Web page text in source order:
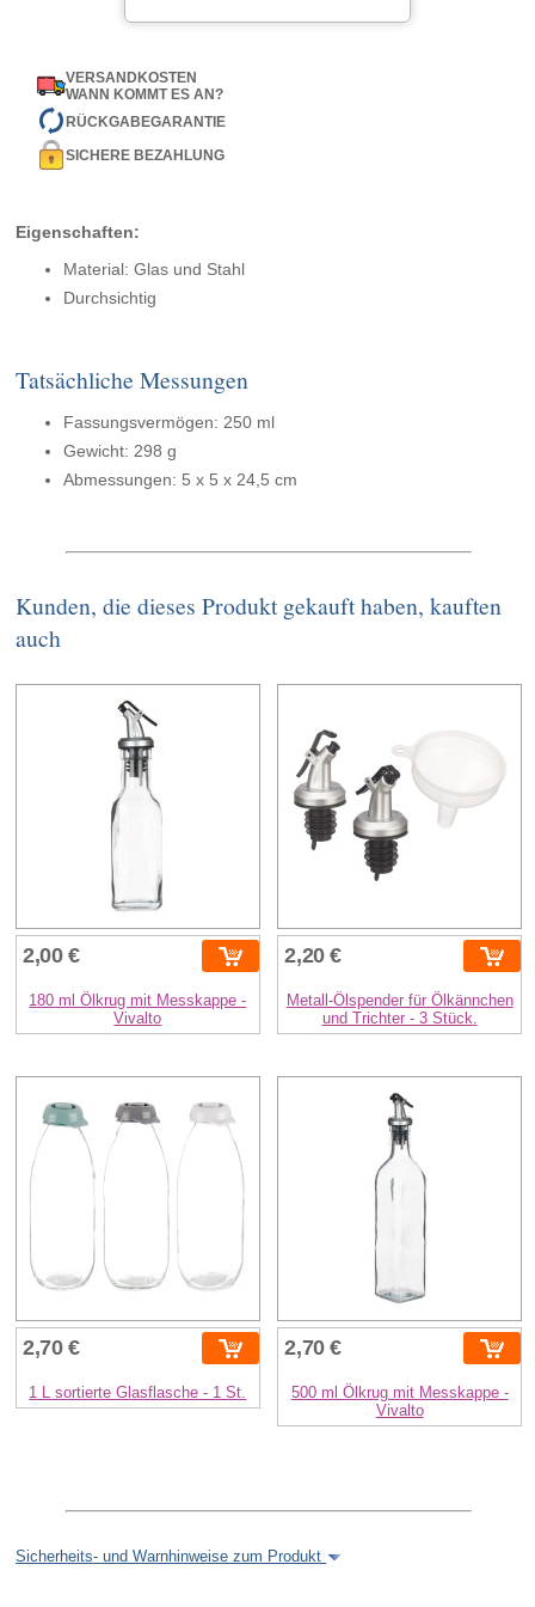
VERSANDKOSTEN
WANN KOMMT ES AN?
RÜCKGABEGARANTIE
SICHERE BEZAHLUNG
Eigenschaften:
Material: Glas und Stahl
Durchsichtig
Tatsächliche Messungen
Fassungsvermögen: 250 ml
Gewicht: 298 g
Abmessungen: 5 x 5 x 24,5 cm
Kunden, die dieses Produkt gekauft haben, kauften
auch
2,00 €
180 ml Ölkrug mit Messkappe -
Vivalto
2,20 €
Metall-Ölspender für Ölkännchen
und Trichter - 3 Stück.
2,70 €
1 L sortierte Glasflasche - 1 St.
2,70 €
500 ml Ölkrug mit Messkappe -
Vivalto
Sicherheits- und Warnhinweise zum Produkt